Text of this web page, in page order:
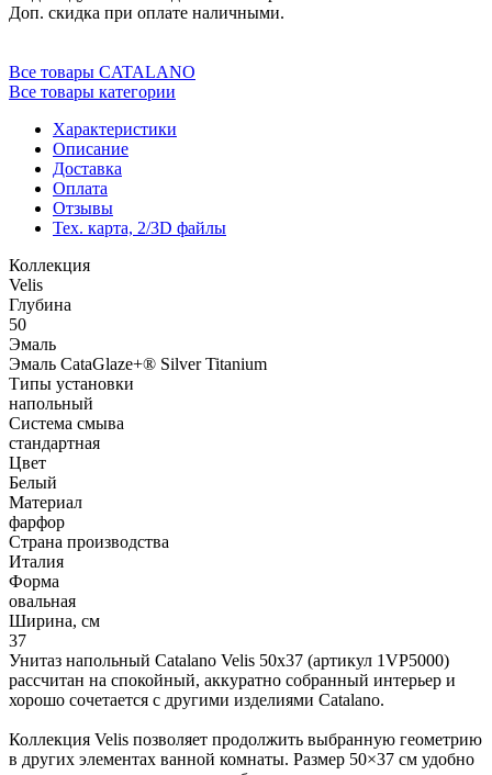
Доп. скидка при оплате наличными.
Все товары CATALANO
Все товары категории
Характеристики
Описание
Доставка
Оплата
Отзывы
Тех. карта, 2/3D файлы
Коллекция
Velis
Глубина
50
Эмаль
Эмаль CataGlaze+® Silver Titanium
Типы установки
напольный
Система смыва
стандартная
Цвет
Белый
Материал
фарфор
Страна производства
Италия
Форма
овальная
Ширина, см
37
Унитаз напольный Catalano Velis 50x37 (артикул 1VP5000)
рассчитан на спокойный, аккуратно собранный интерьер и
хорошо сочетается с другими изделиями Catalano.
Коллекция Velis позволяет продолжить выбранную геометрию
в других элементах ванной комнаты. Размер 50×37 см удобно